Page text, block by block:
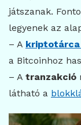
játszanak.
legyenek az
– A kriptotárca
a Bitcoinhoz
– A tranzakció
látható a